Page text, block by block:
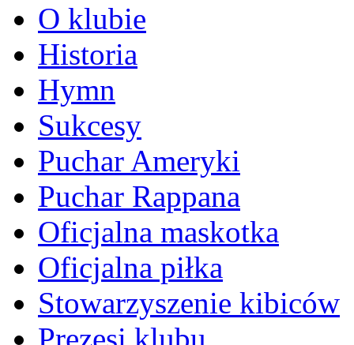
O klubie
Historia
Hymn
Sukcesy
Puchar Ameryki
Puchar Rappana
Oficjalna maskotka
Oficjalna piłka
Stowarzyszenie kibiców
Prezesi klubu